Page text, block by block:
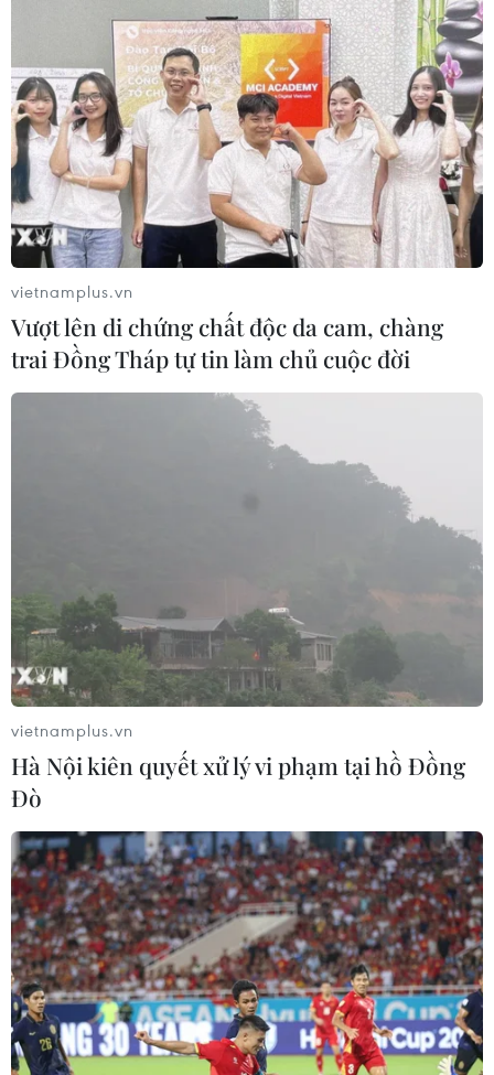
vietnamplus.vn
Vượt lên di chứng chất độc da cam, chàng
trai Đồng Tháp tự tin làm chủ cuộc đời
vietnamplus.vn
Hà Nội kiên quyết xử lý vi phạm tại hồ Đồng
Đò